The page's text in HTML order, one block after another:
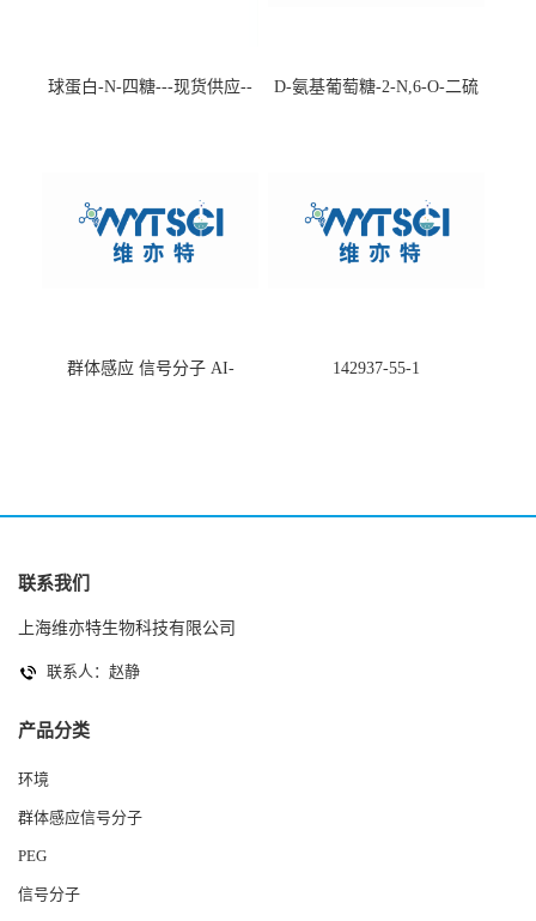
球蛋白-N-四糖---现货供应--
D-氨基葡萄糖-2-N,6-O-二硫
群体感应 信号分子 AI-
142937-55-1
联系我们
上海维亦特生物科技有限公司
联系人：赵静
产品分类
环境
群体感应信号分子
PEG
信号分子